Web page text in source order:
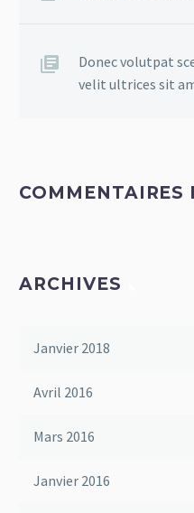
Donec volutpat
velit ultrices sit
COMMENTAIRES
ARCHIVES
Janvier 2018
Avril 2016
Mars 2016
Janvier 2016